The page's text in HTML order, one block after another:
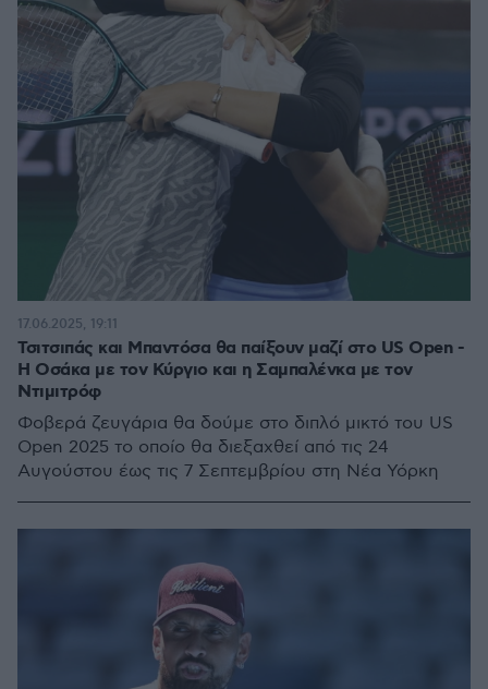
Τσιτσιπάς και Μπαντόσα θα παίξουν μαζί στο US Open -
Η Οσάκα με τον Κύργιο και η Σαμπαλένκα με τον
Ντιμιτρόφ
Φοβερά ζευγάρια θα δούμε στο διπλό μικτό του US
Open 2025 το οποίο θα διεξαχθεί από τις 24
Αυγούστου έως τις 7 Σεπτεμβρίου στη Νέα Υόρκη
17.06.2025, 19:11